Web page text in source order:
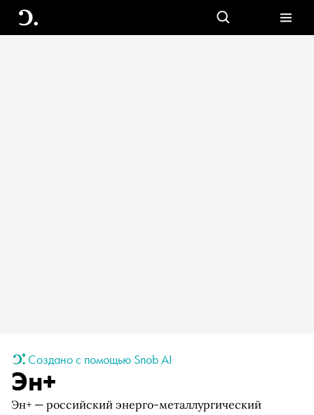
Создано с помощью Snob AI
Эн+
Эн+ — российский энерго-металлургический